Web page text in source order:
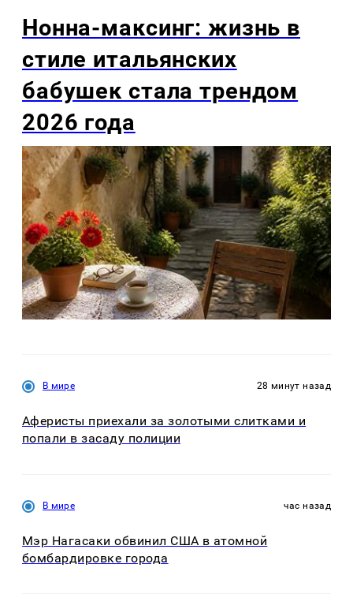
Нонна-максинг: жизнь в
стиле итальянских
бабушек стала трендом
2026 года
В мире 28 минут назад
Аферисты приехали за золотыми слитками и
попали в засаду полиции
В мире час назад
Мэр Нагасаки обвинил США в атомной
бомбардировке города